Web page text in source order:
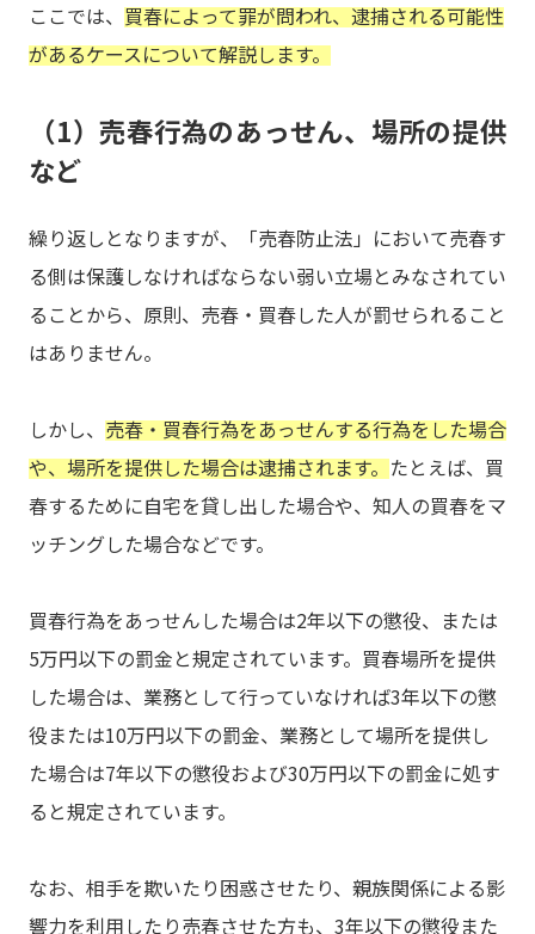
ここでは、 買春によって罪が問われ、逮捕される可能性
があるケースについて解説します。
（1）売春行為のあっせん、場所の提供
など
繰り返しとなりますが、「売春防止法」において売春す
る側は保護しなければならない弱い立場とみなされてい
ることから、原則、売春・買春した人が罰せられること
はありません。
しかし、 売春・買春行為をあっせんする行為をした場合
や、場所を提供した場合は逮捕されます。たとえば、買
春するために自宅を貸し出した場合や、知人の買春をマ
ッチングした場合などです。
買春行為をあっせんした場合は2年以下の懲役、または
5万円以下の罰金と規定されています。買春場所を提供
した場合は、業務として行っていなければ3年以下の懲
役または10万円以下の罰金、業務として場所を提供し
た場合は7年以下の懲役および30万円以下の罰金に処す
ると規定されています。
なお、相手を欺いたり困惑させたり、親族関係による影
響力を利用したり売春させた方も、3年以下の懲役また